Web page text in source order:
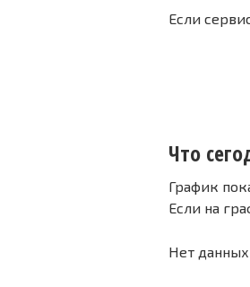
Если
Что
График
Если на
Нет